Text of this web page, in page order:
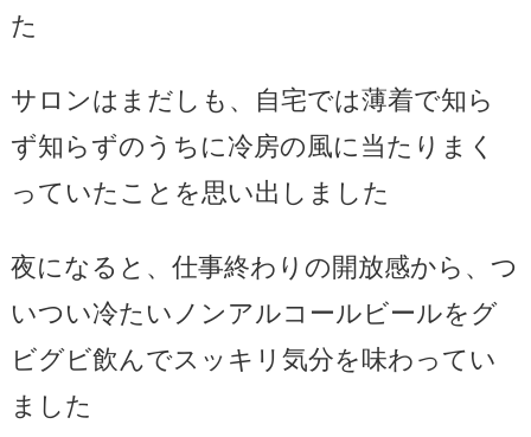
た
サロンはまだしも、自宅では薄着で知ら
ず知らずのうちに冷房の風に当たりまく
っていたことを思い出しました
夜になると、仕事終わりの開放感から、つ
いつい冷たいノンアルコールビールをグ
ビグビ飲んでスッキリ気分を味わってい
ました